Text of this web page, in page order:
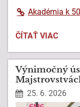
Akadémia k
SLÁVNOSTNÁ
K
50.
VÝROČIU
ŠKOLY:
ČÍTAŤ VIAC
Výnimočný
25. 6. 2026